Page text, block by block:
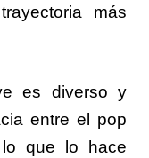
más
es diverso y
entre el pop
que lo hace